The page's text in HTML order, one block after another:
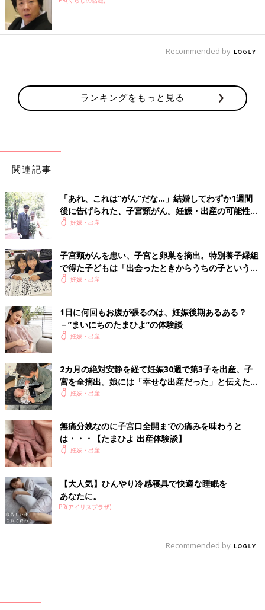
Recommended by
ランキングをもっと見る
関連記事
「あれ、これは“がん”だな…」結婚してわずか1週間
後に告げられた、子宮頸がん。妊娠・出産の可能性が
閉ざされ、後遺症と戦う日々の中…【体験談】
妊娠・出産
子宮頸がんを患い、子宮と卵巣を摘出。特別養子縁組
で得た子どもは「出会ったときからうちの子という感
じがした」【体験談】
妊娠・出産
1日に何回もお腹が張るのは、妊娠後期あるある？
－”まいにちのたまひよ”の体験談
妊娠・出産
2カ月の絶対安静を経て妊娠30週で第3子を出産、子
宮を全摘出。娘には「幸せな出産だった」と伝えたい
【極低出生体重児】
妊娠・出産
無痛分娩なのに子宮口全開までの痛みを味わうと
は・・・【たまひよ 出産体験談】
妊娠・出産
【大人気】ひんやり冷感寝具で快適な睡眠を
あなたに。
PR(アイリスプラザ)
Recommended by